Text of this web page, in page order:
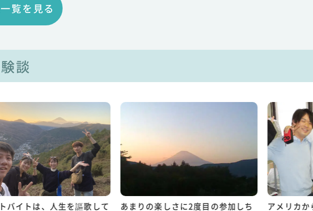
覧を見る
談
謳歌して
あまりの楽しさに2度目の参加しち
アメリカからのお客様との